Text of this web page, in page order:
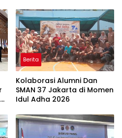
Berita
Kolaborasi Alumni Dan
SMAN 37 Jakarta di Momen
Idul Adha 2026